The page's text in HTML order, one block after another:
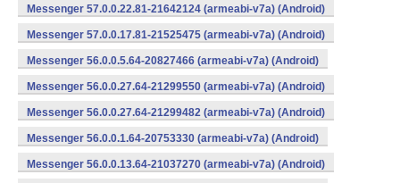
Messenger 57.0.0.22.81-21642124 (armeabi-v7a) (Android)
Messenger 57.0.0.17.81-21525475 (armeabi-v7a) (Android)
Messenger 56.0.0.5.64-20827466 (armeabi-v7a) (Android)
Messenger 56.0.0.27.64-21299550 (armeabi-v7a) (Android)
Messenger 56.0.0.27.64-21299482 (armeabi-v7a) (Android)
Messenger 56.0.0.1.64-20753330 (armeabi-v7a) (Android)
Messenger 56.0.0.13.64-21037270 (armeabi-v7a) (Android)